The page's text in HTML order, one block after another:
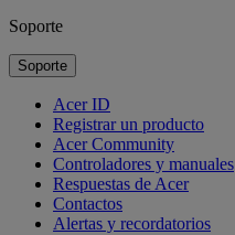
Soporte
Soporte
Acer ID
Registrar un producto
Acer Community
Controladores y manuales
Respuestas de Acer
Contactos
Alertas y recordatorios